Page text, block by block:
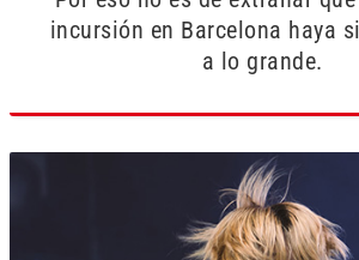
incursión en Barcelona haya
a lo grande.